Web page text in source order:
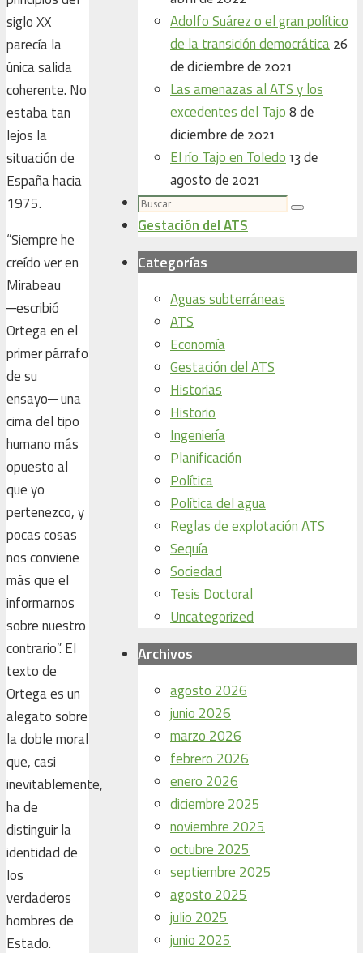
siglo XX
parecía la
única salida
coherente. No
estaba tan
lejos la
situación de
España hacia
1975.
“Siempre he
creído ver en
Mirabeau
─escribió
Ortega en el
primer párrafo
de su
ensayo─ una
cima del tipo
humano más
opuesto al
que yo
pertenezco, y
pocas cosas
nos conviene
más que el
informarnos
sobre nuestro
contrario”. El
texto de
Ortega es un
alegato sobre
la doble moral
que, casi
inevitablemente,
ha de
distinguir la
identidad de
los
verdaderos
hombres de
Estado.
Adolfo Suárez o el gran político
de la transición democrática 26
de diciembre de 2021
Las amenazas al ATS y los
excedentes del Tajo 8 de
diciembre de 2021
El río Tajo en Toledo 13 de
agosto de 2021
Buscar:
Buscar
Gestación del ATS
Categorías
Aguas subterráneas
ATS
Economía
Gestación del ATS
Historias
Historio
Ingeniería
Planificación
Política
Política del agua
Reglas de explotación ATS
Sequía
Sociedad
Tesis Doctoral
Uncategorized
Archivos
agosto 2026
junio 2026
marzo 2026
febrero 2026
enero 2026
diciembre 2025
noviembre 2025
octubre 2025
septiembre 2025
agosto 2025
julio 2025
junio 2025